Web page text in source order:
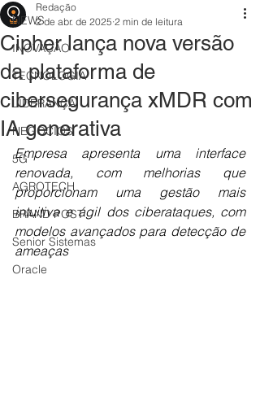
NEWS
INOVAÇÃO
TECNOLOGIA
LIDERANÇA
NEGÓCIOS
5G
AGROTECH
BRAND POST
Senior Sistemas
Oracle
Cipher lança nova versão
da plataforma de
cibersegurança xMDR com
IA generativa
Redação
2 de abr. de 2025 2 min de leitura
Empresa apresenta uma interface
renovada, com melhorias que
proporcionam uma gestão mais
intuitiva e ágil dos ciberataques, com
modelos avançados para detecção de
ameaças